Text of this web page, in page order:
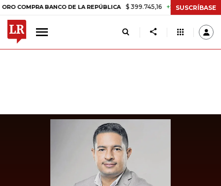
BANCO DE LA REPÚBLICA $ 399.745,16 +$ 2.295,71 +0,58%
SUSCRÍBASE